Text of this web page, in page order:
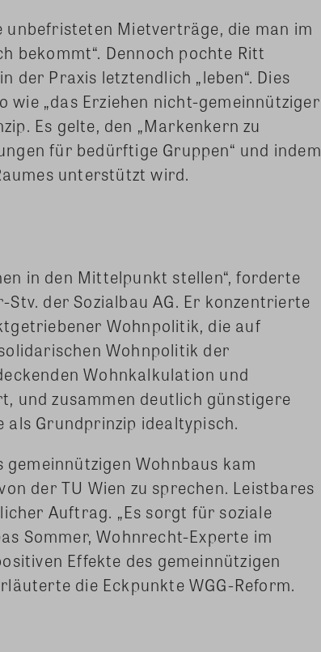
Mietverträge, die man im
bekommt“. Dennoch pochte Ritt
der Praxis letztendlich „leben“. Dies
wie „das Erziehen nicht-gemeinnütziger
Es gelte, den „Markenkern zu
für bedürftige Gruppen“ und indem
unterstützt wird.
in den Mittelpunkt stellen“, forderte
der Sozialbau AG. Er konzentrierte
Wohnpolitik, die auf
Wohnpolitik der
Wohnkalkulation und
und zusammen deutlich günstigere
als Grundprinzip idealtypisch.
gemeinnützigen Wohnbaus kam
der TU Wien zu sprechen. Leistbares
Auftrag. „Es sorgt für soziale
Sommer, Wohnrecht-Experte im
Effekte des gemeinnützigen
die Eckpunkte WGG-Reform.